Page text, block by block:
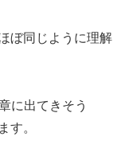
ぼ同じように理解
に出てきそう
す。